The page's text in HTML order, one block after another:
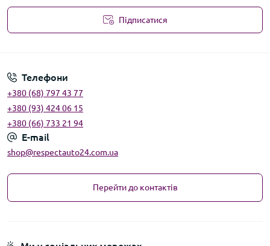
Підписатися
Телефони
+380 (68) 797 43 77
+380 (93) 424 06 15
+380 (66) 733 21 94
E-mail
shop@respectauto24.com.ua
Перейти до контактів